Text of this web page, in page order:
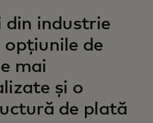
din industrie
opțiunile de
mai
și o
de plată